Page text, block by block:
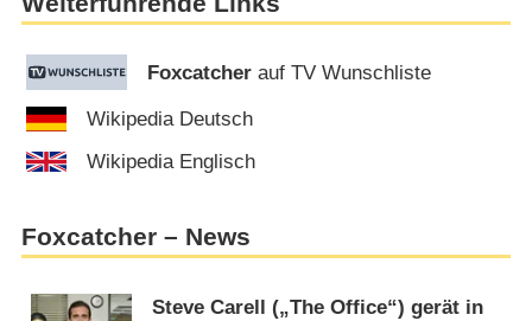
Foxcatcher auf TV Wunschliste
Wikipedia Deutsch
Wikipedia Englisch
Foxcatcher – News
Steve Carell („The Office“) gerät in